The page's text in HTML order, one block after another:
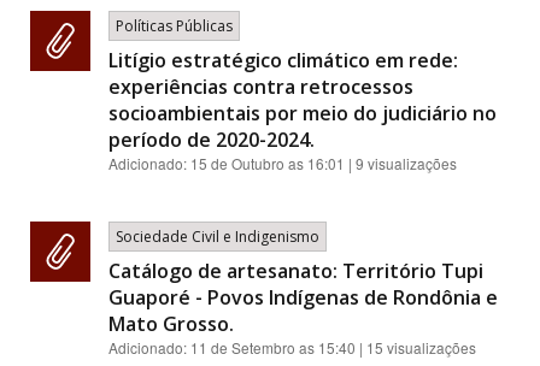
Políticas Públicas
Litígio estratégico climático em rede:
experiências contra retrocessos
socioambientais por meio do judiciário no
período de 2020-2024.
Adicionado: 15 de Outubro as 16:01 | 9 visualizações
Sociedade Civil e Indigenismo
Catálogo de artesanato: Território Tupi
Guaporé - Povos Indígenas de Rondônia e
Mato Grosso.
Adicionado: 11 de Setembro as 15:40 | 15 visualizações